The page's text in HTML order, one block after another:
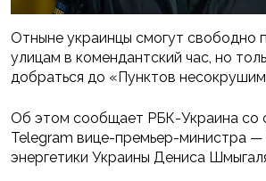
Отныне украинцы смогут свободно
улицам в комендантский час, но
добраться до «Пунктов
Об этом сообщает РБК-Украина со
Telegram вице-премьер-министра
энергетики Украины Дениса